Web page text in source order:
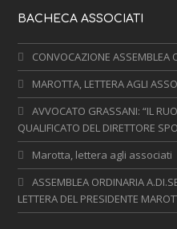
BACHECA ASSOCIATI
CONVOCAZIONE ASSEMBLEA
MAROTTA, LETTERA AGLI
AVVOCATO GRASSANI: “IL
QUALIFICATO DEL DIRETTORE
Marotta, lettera agli associati
ASSEMBLEA ORDINARIA
LETTERA DEL PRESIDENTE